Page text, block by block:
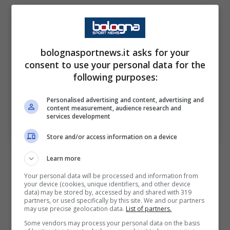
Castro è tra gli under 23 più cari: la classifica. Bologna
Sport News (Foto di Alessandro Sabattini/Getty Images
Via OneFootball)
Tra i primi dieci in assoluto compaiono anche
due giocatori di Serie A: KenanYildiz(133.5
milioni) ePio Esposito(94.7 milioni). Mentre
stilando una classifica tenendo presente
solamente il nostro campionato Santiago
bolognasportnews.it asks for your
consent to use your personal data for the
following purposes:
Personalised advertising and content, advertising and
content measurement, audience research and
services development
Store and/or access information on a device
Learn more
Your personal data will be processed and information from
your device (cookies, unique identifiers, and other device
data) may be stored by, accessed by and shared with 319
partners, or used specifically by this site. We and our partners
may use precise geolocation data. List of partners.
Some vendors may process your personal data on the basis